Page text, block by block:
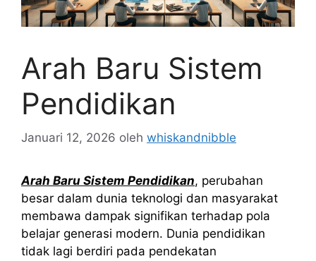
Arah Baru Sistem
Pendidikan
Januari 12, 2026 oleh whiskandnibble
Arah Baru Sistem Pendidikan, perubahan
besar dalam dunia teknologi dan masyarakat
membawa dampak signifikan terhadap pola
belajar generasi modern. Dunia pendidikan
tidak lagi berdiri pada pendekatan